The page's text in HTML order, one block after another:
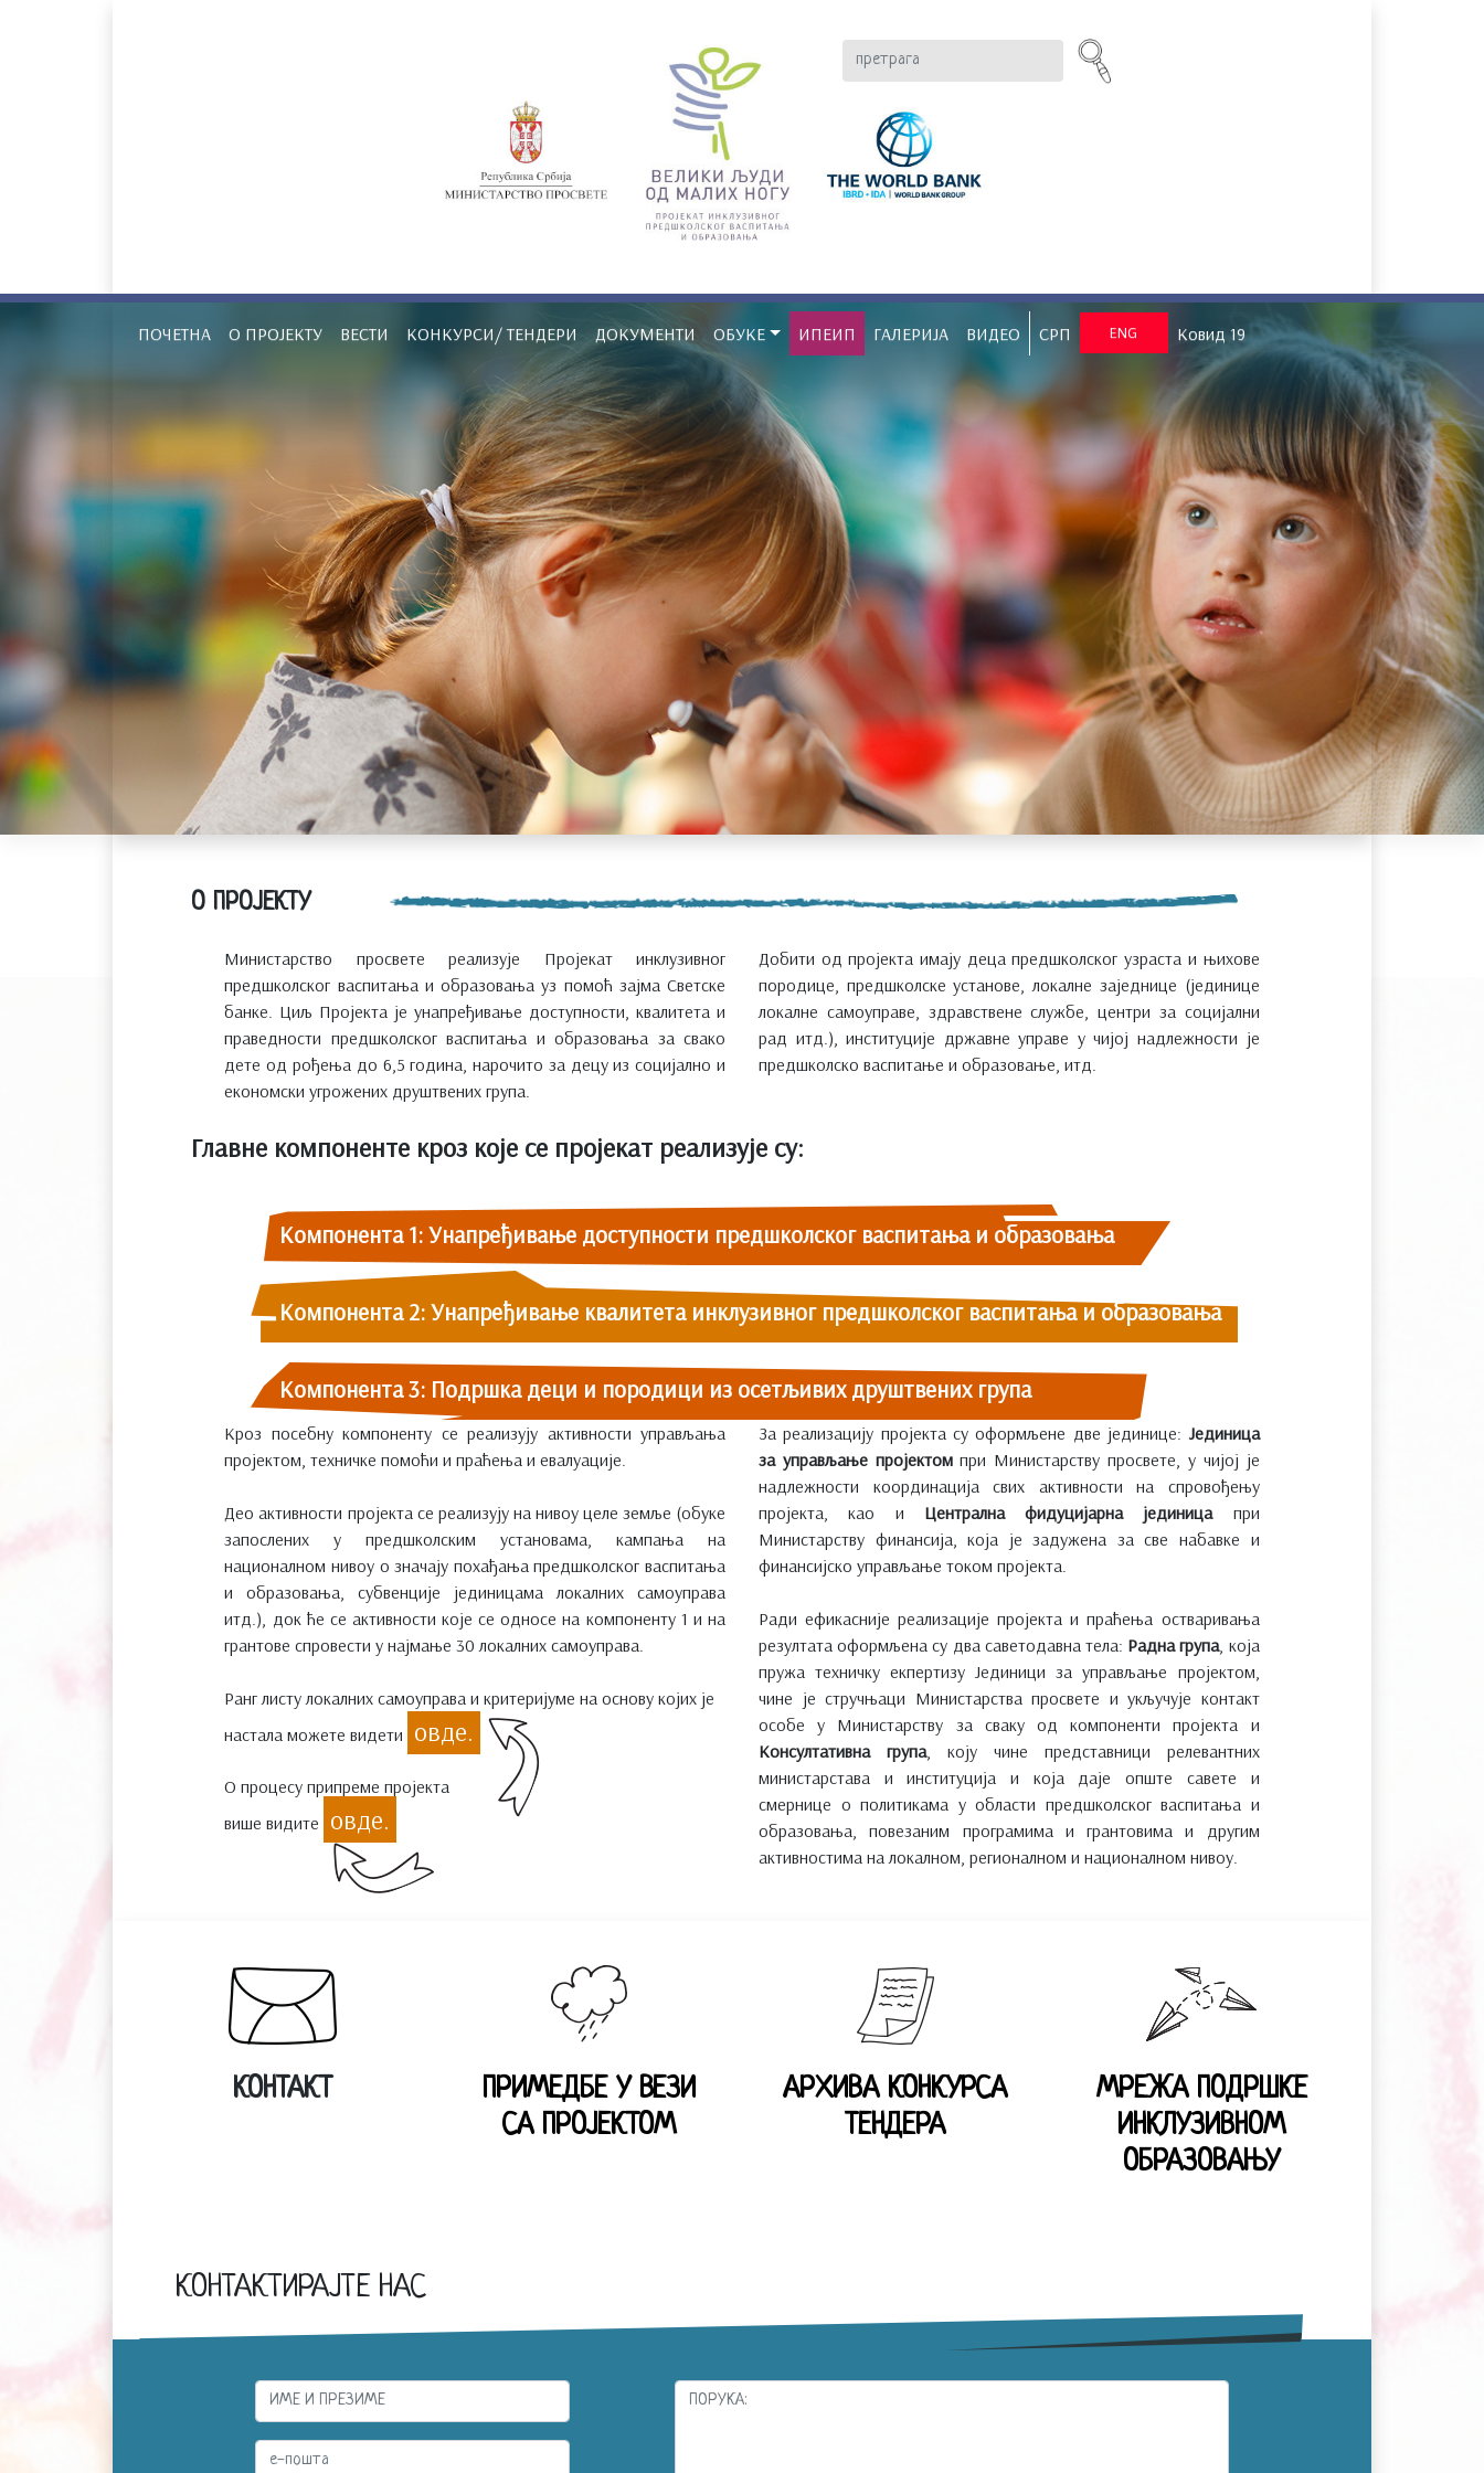
ПОЧЕТНА О ПРОЈЕКТУ ВЕСТИ КОНКУРСИ/ ТЕНДЕРИ ДОКУМЕНТИ ОБУКЕ ИПЕИП ГАЛЕРИЈА ВИДЕО СРП ENG Ковид 19
О ПРОЈЕКТУ
Министарство просвете реализује Пројекат инклузивног
предшколског васпитања и образовања уз помоћ зајма Светске
банке. Циљ Пројекта је унапређивање доступности, квалитета и
праведности предшколског васпитања и образовања за свако
дете од рођења до 6,5 година, нарочито за децу из социјално и
економски угрожених друштвених група.
Добити од пројекта имају деца предшколског узраста и њихове
породице, предшколске установе, локалне заједнице (јединице
локалне самоуправе, здравствене службе, центри за социјални
рад итд.), институције државне управе у чијој надлежности је
предшколско васпитање и образовање, итд.
Главне компоненте кроз које се пројекат реализује су:
Компонента 1: Унапређивање доступности предшколског васпитања и образовања
Компонента 2: Унапређивање квалитета инклузивног предшколског васпитања и образовања
Компонента 3: Подршка деци и породици из осетљивих друштвених група
Кроз посебну компоненту се реализују активности управљања
пројектом, техничке помоћи и праћења и евалуације.
Део активности пројекта се реализују на нивоу целе земље (обуке
запослених у предшколским установама, кампања на
националном нивоу о значају похађања предшколског васпитања
и образовања, субвенције јединицама локалних самоуправа
итд.), док ће се активности које се односе на компоненту 1 и на
грантове спровести у најмање 30 локалних самоуправа.
Ранг листу локалних самоуправа и критеријуме на основу којих је
настала можете видети овде.
О процесу припреме пројекта
више видите овде.
За реализацију пројекта су оформљене две јединице: Јединица
за управљање пројектомпри Министарству просвете, у чијој је
надлежности координација свих активности на спровођењу
пројекта, као и Централна фидуцијарна јединицапри
Министарству финансија, која је задужена за све набавке и
финансијско управљање током пројекта.
Ради ефикасније реализације пројекта и праћења остваривања
резултата оформљена су два саветодавна тела: Радна група, која
пружа техничку екпертизу Јединици за управљање пројектом,
чине је стручњаци Министарства просвете и укључује контакт
особе у Министарству за сваку од компоненти пројекта и
Консултативна група, коју чине представници релевантних
министарстава и институција и која даје опште савете и
смернице о политикама у области предшколског васпитања и
образовања, повезаним програмима и грантовима и другим
активностима на локалном, регионалном и националном нивоу.
КОНТАКТ
ПРИМЕДБЕ У ВЕЗИ
СА ПРОЈЕКТОМ
АРХИВА КОНКУРСА
ТЕНДЕРА
МРЕЖА ПОДРШКЕ
ИНКЛУЗИВНОМ
ОБРАЗОВАЊУ
КОНТАКТИРАЈТЕ НАС